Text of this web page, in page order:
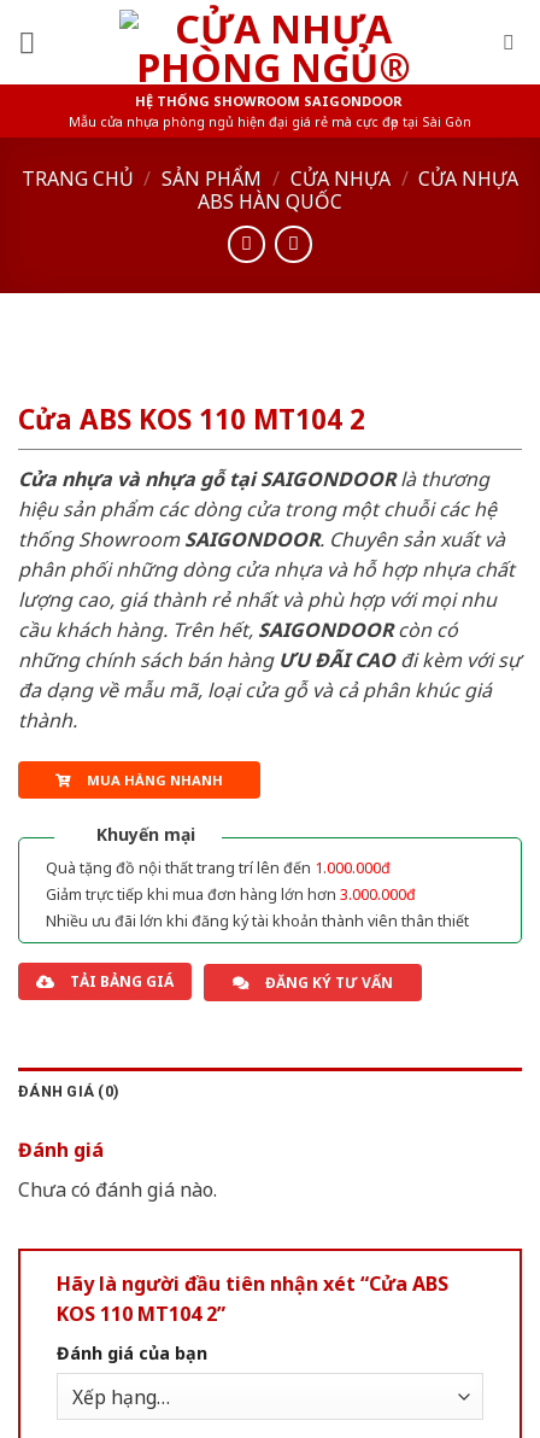
HỆ THỐNG SHOWROOM SAIGONDOOR
Mẫu cửa nhựa phòng ngủ hiện đại giá rẻ mà cực đẹp tại Sài Gòn
TRANG CHỦ / SẢN PHẨM / CỬA NHỰA / CỬA NHỰA
ABS HÀN QUỐC
Cửa ABS KOS 110 MT104 2
Cửa nhựa và nhựa gỗ tại SAIGONDOORlà thương
hiệu sản phẩm các dòng cửa trong một chuỗi các hệ
thống ShowroomSAIGONDOOR. Chuyên sản xuất và
phân phối những dòng cửa nhựa và hỗ hợp nhựa chất
lượng cao, giá thành rẻ nhất và phù hợp với mọi nhu
cầu khách hàng. Trên hết, SAIGONDOORcòn có
những chính sách bán hàng ƯU ĐÃI CAOđi kèm với sự
đa dạng về mẫu mã, loại cửa gỗ và cả phân khúc giá
thành.
MUA HÀNG NHANH
Khuyến mại
Quà tặng đồ nội thất trang trí lên đến 1.000.000đ
Giảm trực tiếp khi mua đơn hàng lớn hơn 3.000.000đ
Nhiều ưu đãi lớn khi đăng ký tài khoản thành viên thân thiết
TẢI BẢNG GIÁ ĐĂNG KÝ TƯ VẤN
ĐÁNH GIÁ (0)
Đánh giá
Chưa có đánh giá nào.
Hãy là người đầu tiên nhận xét “Cửa ABS
KOS 110 MT104 2”
Đánh giá của bạn